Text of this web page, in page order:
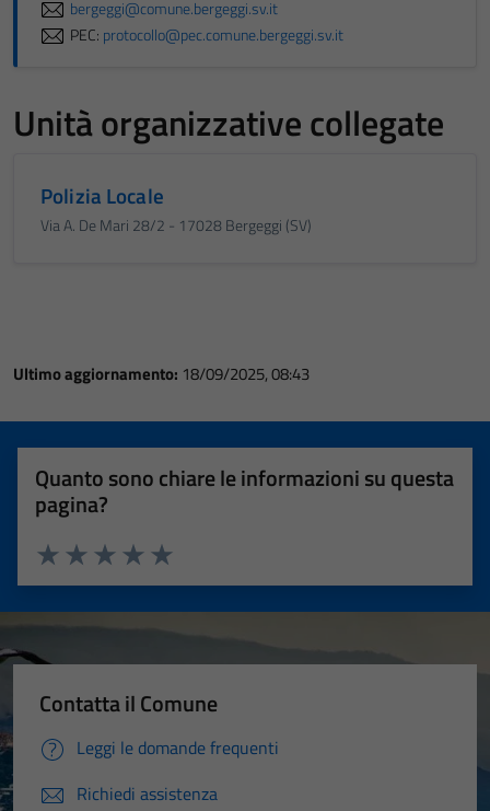
bergeggi@comune.bergeggi.sv.it
PEC: protocollo@pec.comune.bergeggi.sv.it
Unità organizzative collegate
Polizia Locale
Via A. De Mari 28/2 - 17028 Bergeggi (SV)
Ultimo aggiornamento: 18/09/2025, 08:43
Quanto sono chiare le informazioni su questa
pagina?
Valuta 5 stelle su 5
Valuta 4 stelle su 5
Valuta 3 stelle su 5
Valuta 2 stelle su 5
Valuta 1 stelle su 5
Contatta il Comune
Leggi le domande frequenti
Richiedi assistenza